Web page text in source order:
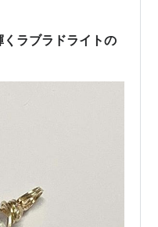
ラブラドライトの